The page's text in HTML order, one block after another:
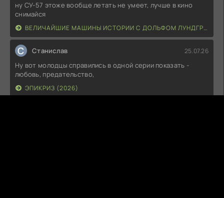
ну СУ-57 этоже вообще летать не умеет, лучше в кино
снимайся
ВЕЛИЧАЙШИЕ МАШИНЫ ИСТОРИИ С ДОЛЬФОМ ЛУНДГРЕНОМ (2026)
С Станислав 25.07.26
Ну вот молодцы справились в одной серии показать -
любовь, предательство,
ЭПИКРИЗ (2026)